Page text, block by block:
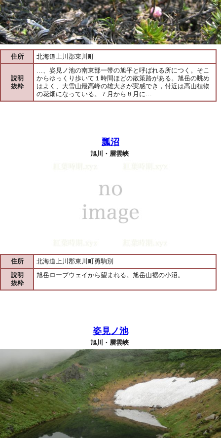
住所 北海道上川郡東川町
説明
抜粋
…、姿見ノ池の南東部一帯の旭平と呼ばれる所につく。そこ
からゆっくり歩いて１時間ほどの散策路がある。旭岳の眺め
はよく、大雪山最高峰の雄大さが実感でき，付近は高山植物
の花畑になっている。７月から８月に…
瓢沼
旭川・層雲峡
住所
北海道上川郡東川町勇駒別
説明
抜粋
旭岳ロープウェイから望まれる。旭岳山裾の小沼。
姿見ノ池
旭川・層雲峡